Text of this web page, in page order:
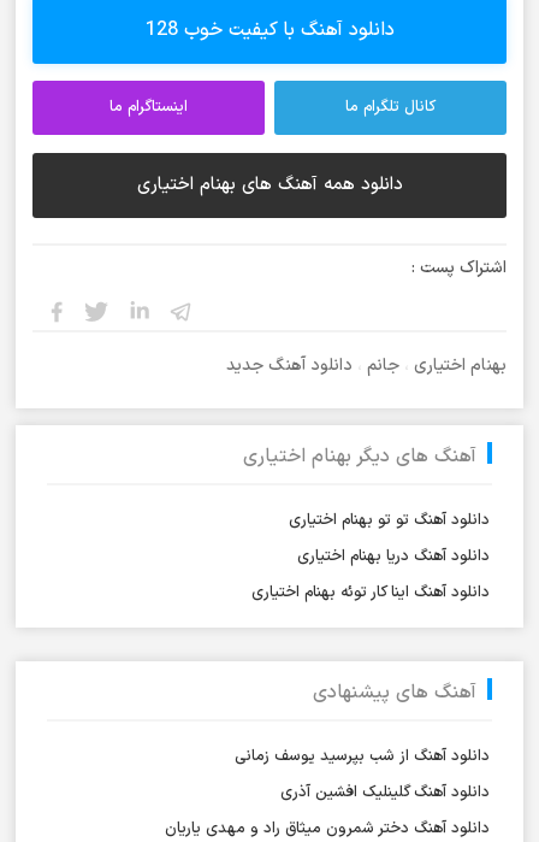
دانلود آهنگ با کیفیت خوب 128
کانال تلگرام ما اینستاگرام ما
دانلود همه آهنگ های بهنام اختیاری
اشتراک پست :
بهنام اختیاری ،جانم ، دانلود آهنگ جدید
آهنگ های دیگر بهنام اختیاری
دانلود آهنگ تو تو بهنام اختیاری
دانلود آهنگ دریا بهنام اختیاری
دانلود آهنگ اینا کار توئه بهنام اختیاری
آهنگ های پیشنهادی
دانلود آهنگ از شب بپرسید یوسف زمانی
دانلود آهنگ گلینلیک افشین آذری
دانلود آهنگ دختر شمرون میثاق راد و مهدی یاریان